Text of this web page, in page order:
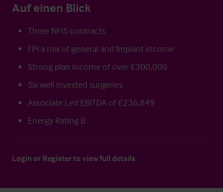
Auf einen Blick
Three NHS contracts
FPI a mix of general and Implant income
Strong plan income of over £300,000
Six well invested surgeries
Associate Led EBITDA of £236,849
Energy Rating B
Login or Registerto view full details